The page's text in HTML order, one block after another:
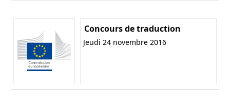
Concours de traduction
Jeudi 24 novembre 2016